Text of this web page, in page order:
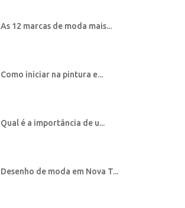
As 12 marcas de moda mais...
Como iniciar na pintura e...
Qual é a importância de u...
Desenho de moda em Nova T...